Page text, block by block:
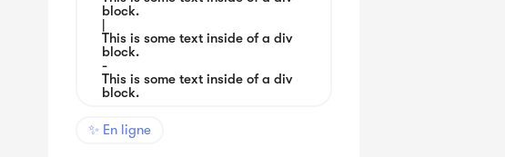
block.
|
This is some text inside of a div
block.
-
This is some text inside of a div
block.
✨ En ligne